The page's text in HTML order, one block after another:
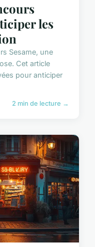
les
Sesame, une
Cet article
pour anticiper
2 min de lecture →